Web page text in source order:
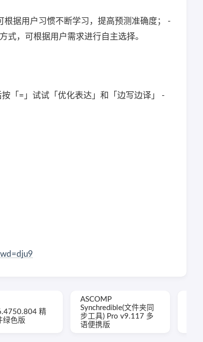
据用户习惯不断学习，提高预测准确度； -
式，可根据用户需求进行自主选择。
「=」试试「优化表达」和「边写边译」 -
精
绿色版
ASCOMP
Synchredible(文件夹同
步工具) Pro v9.117 多
语便携版